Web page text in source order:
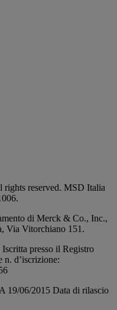
reserved. MSD Italia
di Merck & Co., Inc.,
Via Vitorchiano 151.
presso il Registro
n. d’iscrizione:
19/06/2015 Data di rilascio